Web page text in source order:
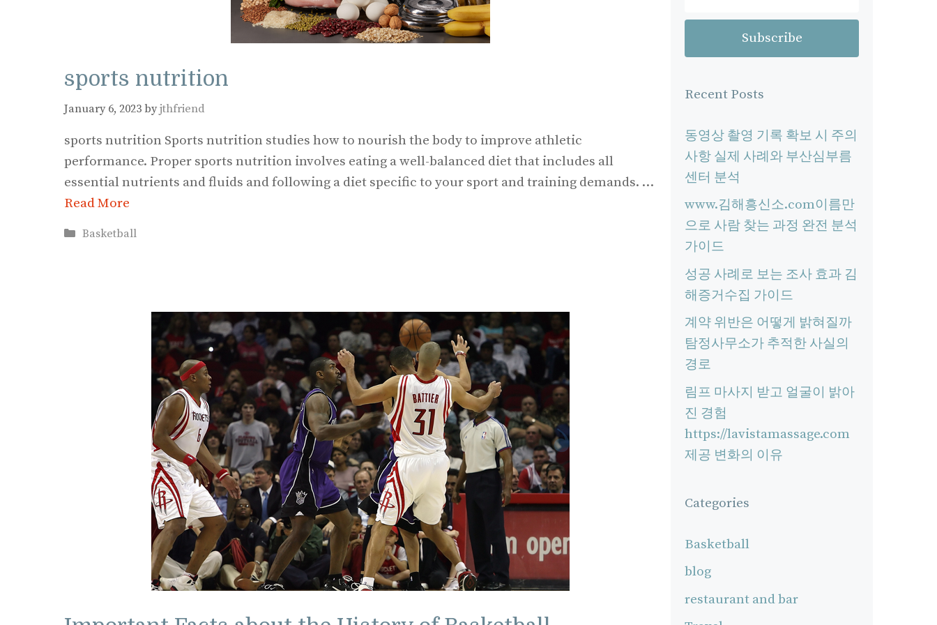
sports nutrition
January 6, 2023 byjthfriend
sports nutrition Sports nutrition studies how to nourish the body to improve athletic
performance. Proper sports nutrition involves eating a well-balanced diet that includes all
essential nutrients and fluids and following a diet specific to your sport and training demands. …
Read More
Categories
Basketball
Recent Posts
동영상 촬영 기록 확보 시 주의
사항 실제 사례와 부산심부름
센터 분석
www.김해흥신소.com이름만
으로 사람 찾는 과정 완전 분석
가이드
성공 사례로 보는 조사 효과 김
해증거수집 가이드
계약 위반은 어떻게 밝혀질까
탐정사무소가 추적한 사실의
경로
림프 마사지 받고 얼굴이 밝아
진 경험
https://lavistamassage.com
제공 변화의 이유
Categories
Basketball
blog
restaurant and bar